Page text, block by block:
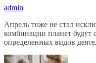
admin
Апрель тоже не стал
комбинации планет будут
определенных видов